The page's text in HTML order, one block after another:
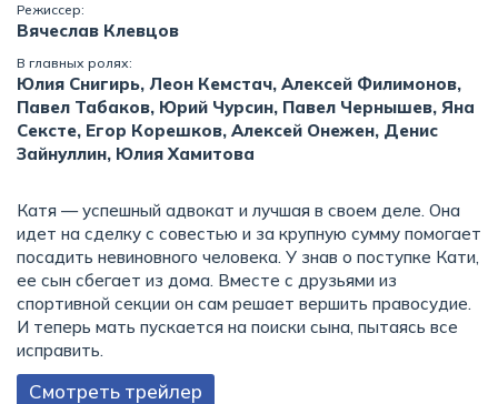
Режиссер:
Вячеслав Клевцов
В главных ролях:
Юлия Снигирь, Леон Кемстач, Алексей Филимонов,
Павел Табаков, Юрий Чурсин, Павел Чернышев, Яна
Сексте, Егор Корешков, Алексей Онежен, Денис
Зайнуллин, Юлия Хамитова
Катя — успешный адвокат и лучшая в своем деле. Она
идет на сделку с совестью и за крупную сумму помогает
посадить невиновного человека. У знав о поступке Кати,
ее сын сбегает из дома. Вместе с друзьями из
спортивной секции он сам решает вершить правосудие.
И теперь мать пускается на поиски сына, пытаясь все
исправить.
Смотреть трейлер